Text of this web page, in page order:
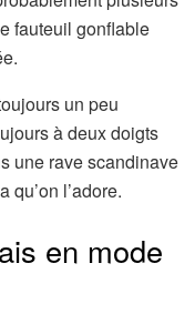
fauteuil gonflable
un peu
à deux doigts
une rave scandinave
qu’on l’adore.
en mode